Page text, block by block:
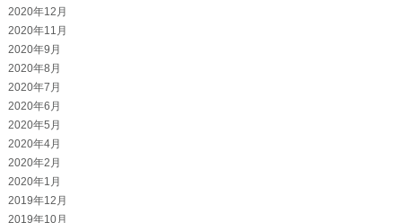
2020年12月
2020年11月
2020年9月
2020年8月
2020年7月
2020年6月
2020年5月
2020年4月
2020年2月
2020年1月
2019年12月
2019年10月